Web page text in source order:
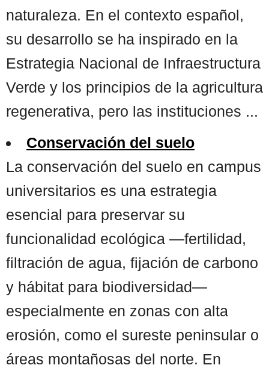
naturaleza. En el contexto español,
su desarrollo se ha inspirado en la
Estrategia Nacional de Infraestructura
Verde y los principios de la agricultura
regenerativa, pero las instituciones ...
Conservación del suelo
La conservación del suelo en campus
universitarios es una estrategia
esencial para preservar su
funcionalidad ecológica —fertilidad,
filtración de agua, fijación de carbono
y hábitat para biodiversidad—
especialmente en zonas con alta
erosión, como el sureste peninsular o
áreas montañosas del norte. En